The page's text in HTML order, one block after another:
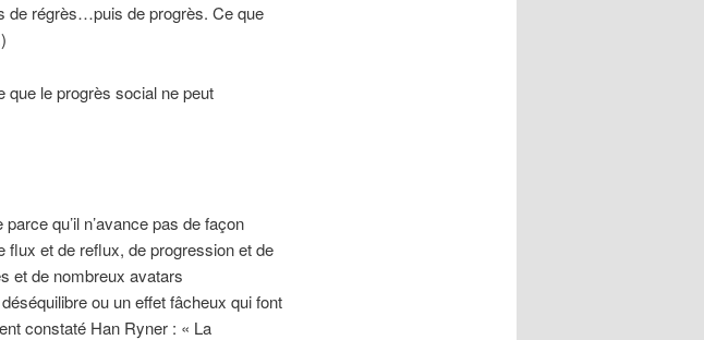
de régrès…puis de progrès. Ce que
que le progrès social ne peut
qu’il n’avance pas de façon
flux et de reflux, de progression et de
et de nombreux avatars
ou un effet fâcheux qui font
constaté Han Ryner : « La